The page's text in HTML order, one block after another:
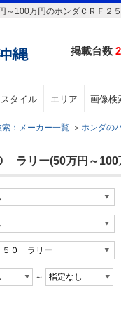
～100万円のホンダＣＲＦ２
掲載台数
スタイル エリア 画像検
索：メーカー一覧 ＞ ホンダの
ラリー(50万円～100
～